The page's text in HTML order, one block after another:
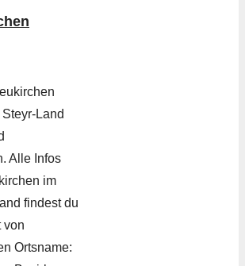
Land
Alle Infos
im
findest du
von
Ortsname: